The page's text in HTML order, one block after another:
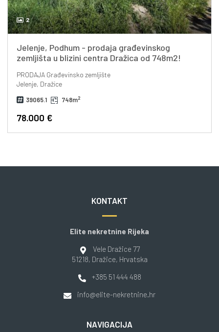
2
Jelenje, Podhum - prodaja građevinskog
zemljišta u blizini centra Dražica od 748m2!
PRODAJAGrađevinsko zemljište
Jelenje, Dražice
39065.1 748m2
78.000 €
KONTAKT
Elite nekretnine Rijeka
Vele Dražice 77
51218, Dražice, Hrvatska
+385 51 444 488
info@elite-nekretnine.hr
NAVIGACIJA